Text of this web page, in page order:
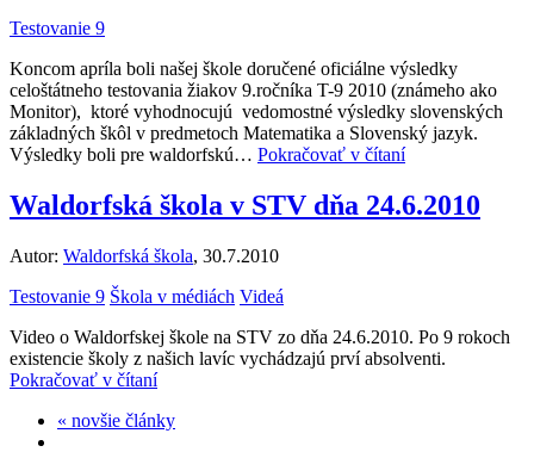
Testovanie 9
Koncom apríla boli našej škole doručené oficiálne výsledky
celoštátneho testovania žiakov 9.ročníka T-9 2010 (známeho ako
Monitor), ktoré vyhodnocujú vedomostné výsledky slovenských
základných škôl v predmetoch Matematika a Slovenský jazyk.
Výsledky boli pre waldorfskú… Pokračovať v čítaní
Waldorfská škola v STV dňa 24.6.2010
Autor: Waldorfská škola, 30.7.2010
Testovanie 9 Škola v médiách Videá
Video o Waldorfskej škole na STV zo dňa 24.6.2010. Po 9 rokoch
existencie školy z našich lavíc vychádzajú prví absolventi.
Pokračovať v čítaní
« novšie články